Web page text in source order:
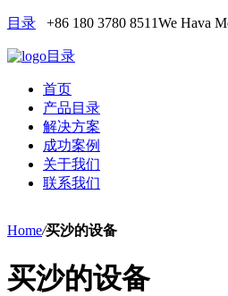
目录 +86 180 3780 8511We Hava
目录
首页
产品目录
解决方案
成功案例
关于我们
联系我们
Home/买沙的设备
买沙的设备